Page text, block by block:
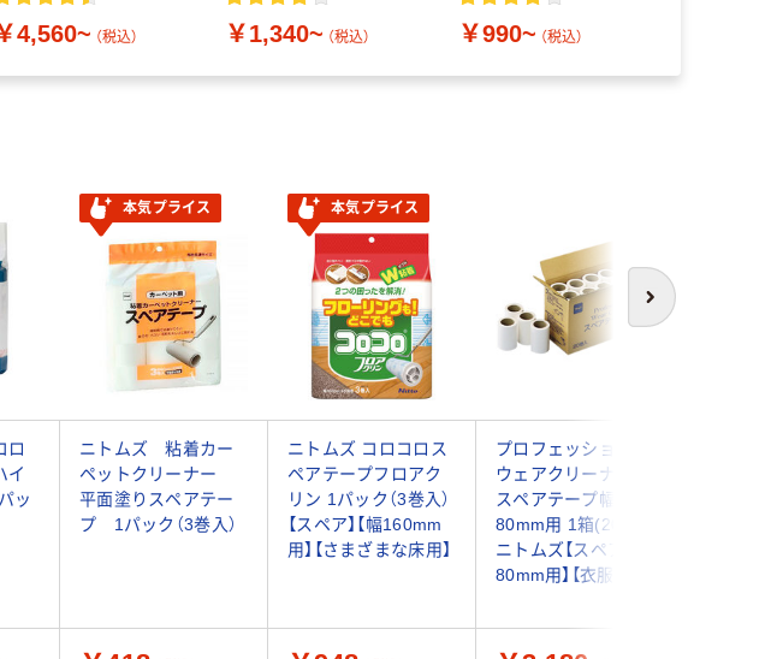
4,560~ （税込） ￥1,340~ （税込） ￥990~ （税込）
次へ
本気プライス 本気プライス
ロ
イ
ッ
ニトムズ 粘着カー
ペットクリーナー
平面塗りスペアテー
プ 1パック（3巻入）
ニトムズ コロコロス
ペアテープフロアク
リン 1パック（3巻入）
【スペア】【幅160mm
用】【さまざまな床用】
プロフェッショナル
ウェアクリーナー
スペアテープ幅
80mm用 1箱(20巻入)
ニトムズ【スペア】【幅
80mm用】【衣服用】